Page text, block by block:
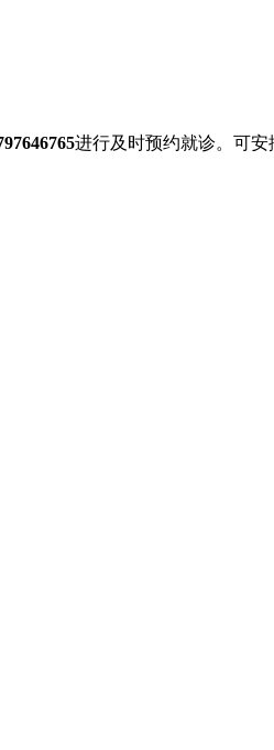
进行及时预约就诊。可